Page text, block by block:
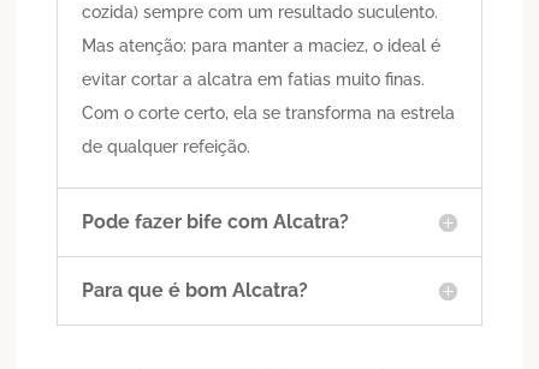
cozida) sempre com um resultado suculento.
Mas atenção: para manter a maciez, o ideal é
evitar cortar a alcatra em fatias muito finas.
Com o corte certo, ela se transforma na estrela
de qualquer refeição.
Pode fazer bife com Alcatra?
Para que é bom Alcatra?